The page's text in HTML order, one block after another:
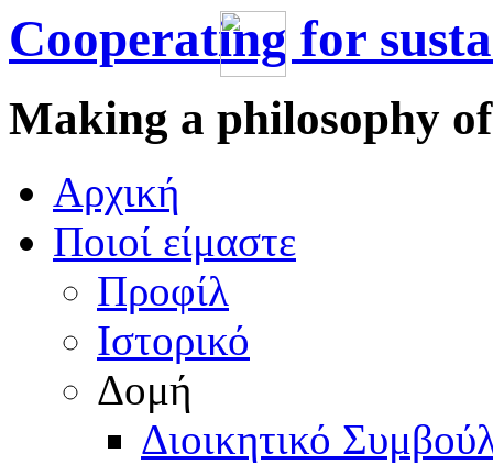
Cooperating for
Making a philosophy
Αρχική
Πoιοί είμαστε
Προφίλ
Ιστορικό
Δομή
Διοικητικό